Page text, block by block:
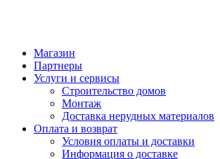
Магазин
Партнеры
Услуги и сервисы
Строительство домов
Монтаж
Доставка нерудных материалов
Оплата и возврат
Условия оплаты и доставки
Информация о доставке